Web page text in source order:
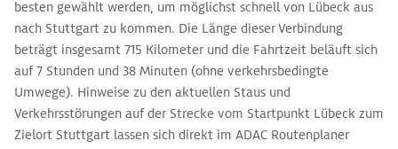
besten gewählt werden, um möglichst schnell von Lübeck aus
nach Stuttgart zu kommen. Die Länge dieser Verbindung
beträgt insgesamt 715 Kilometer und die Fahrtzeit beläuft sich
auf 7 Stunden und 38 Minuten (ohne verkehrsbedingte
Umwege). Hinweise zu den aktuellen Staus und
Verkehrsstörungen auf der Strecke vom Startpunkt Lübeck zum
Zielort Stuttgart lassen sich direkt im ADAC Routenplaner